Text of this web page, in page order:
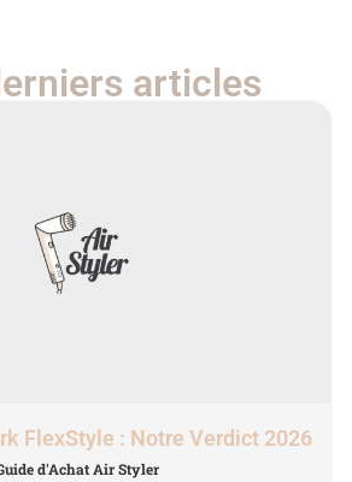
articles
FlexStyle : Notre Verdict 2026
d'Achat Air Styler